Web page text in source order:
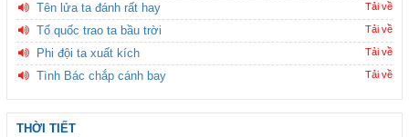
Tên lửa ta đánh rất hay Tải về
Tổ quốc trao ta bầu trời Tải về
Phi đội ta xuất kích Tải về
Tình Bác chắp cánh bay Tải về
THỜI TIẾT